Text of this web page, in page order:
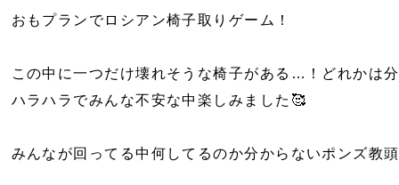
おもプランでロシアン椅子取りゲーム！
この中に一つだけ壊れそうな椅子がある…！どれかは
ハラハラでみんな不安な中楽しみました🥰
みんなが回ってる中何してるのか分からないポンズ教